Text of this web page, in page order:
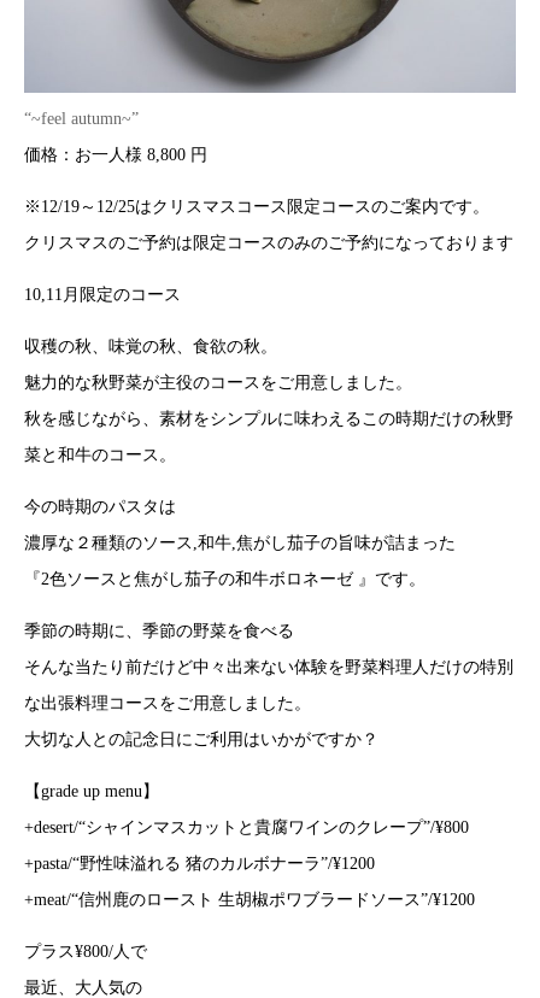
“~feel autumn~”
価格：お一人様 8,800 円
※12/19～12/25はクリスマスコース限定コースのご案内です。
クリスマスのご予約は限定コースのみのご予約になっております
10,11月限定のコース
収穫の秋、味覚の秋、食欲の秋。
魅力的な秋野菜が主役のコースをご用意しました。
秋を感じながら、素材をシンプルに味わえるこの時期だけの秋野
菜と和牛のコース。
今の時期のパスタは
濃厚な２種類のソース,和牛,焦がし茄子の旨味が詰まった
『2色ソースと焦がし茄子の和牛ボロネーゼ 』です。
季節の時期に、季節の野菜を食べる
そんな当たり前だけど中々出来ない体験を野菜料理人だけの特別
な出張料理コースをご用意しました。
大切な人との記念日にご利用はいかがですか？
【grade up menu】
+desert/“シャインマスカットと貴腐ワインのクレープ”/¥800
+pasta/“野性味溢れる 猪のカルボナーラ”/¥1200
+meat/“信州鹿のロースト 生胡椒ポワブラードソース”/¥1200
プラス¥800/人で
最近、大人気の